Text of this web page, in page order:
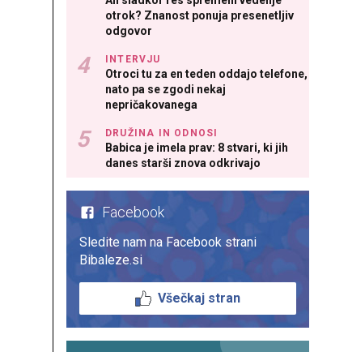
otrok? Znanost ponuja presenetljiv
odgovor
INTERVJU
Otroci tu za en teden oddajo telefone,
nato pa se zgodi nekaj
nepričakovanega
DRUŽINA IN ODNOSI
Babica je imela prav: 8 stvari, ki jih
danes starši znova odkrivajo
Facebook
Sledite nam na Facebook strani
Bibaleze.si
Všečkaj stran